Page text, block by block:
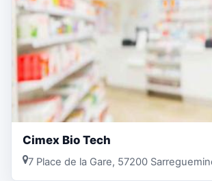
Cimex Bio Tech
7 Place de la Gare, 57200